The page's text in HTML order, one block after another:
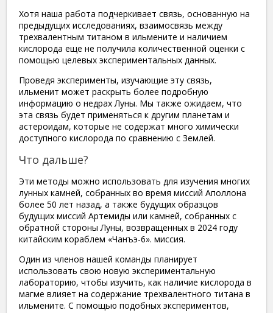
Хотя наша работа подчеркивает связь, основанную на
предыдущих исследованиях, взаимосвязь между
трехвалентным титаном в ильмените и наличием
кислорода еще не получила количественной оценки с
помощью целевых экспериментальных данных.
Проведя эксперименты, изучающие эту связь,
ильменит может раскрыть более подробную
информацию о недрах Луны. Мы также ожидаем, что
эта связь будет применяться к другим планетам и
астероидам, которые не содержат много химически
доступного кислорода по сравнению с Землей.
Что дальше?
Эти методы можно использовать для изучения многих
лунных камней, собранных во время миссий Аполлона
более 50 лет назад, а также будущих образцов
будущих миссий Артемиды или камней, собранных с
обратной стороны Луны, возвращенных в 2024 году
китайским кораблем «Чанъэ-6». миссия.
Один из членов нашей команды планирует
использовать свою новую экспериментальную
лабораторию, чтобы изучить, как наличие кислорода в
магме влияет на содержание трехвалентного титана в
ильмените. С помощью подобных экспериментов,